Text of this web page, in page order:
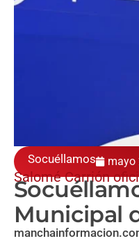
Socuéllamos mayo
Salomé Carrión
Municipal